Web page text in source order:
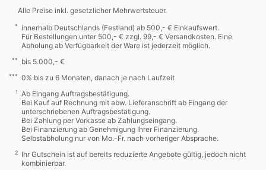
Alle Preise inkl. gesetzlicher Mehrwertsteuer.
*
innerhalb Deutschlands (Festland) ab 500,- € Einkaufswert.
Für Bestellungen unter 500,- € zzgl. 99,- € Versandkosten. Eine
Abholung ab Verfügbarkeit der Ware ist jederzeit möglich.
** bis 5.000,- €
*** 0% bis zu 6 Monaten, danach je nach Laufzeit
1
Ab Eingang Auftragsbestätigung.
Bei Kauf auf Rechnung mit abw. Lieferanschrift ab Eingang der
unterschriebenen Auftragsbestätigung.
Bei Zahlung per Vorkasse ab Zahlungseingang.
Bei Finanzierung ab Genehmigung Ihrer Finanzierung.
Selbstabholung nur von Mo.-Fr. nach vorheriger Absprache.
2
Ihr Gutschein ist auf bereits reduzierte Angebote gültig, jedoch nicht
kombinierbar.